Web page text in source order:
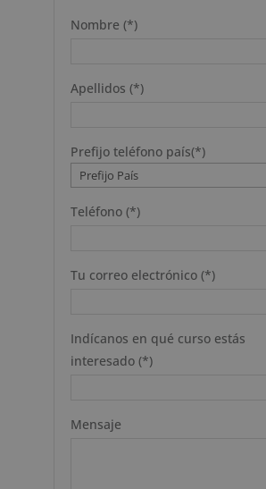
Nombre (*)
Apellidos (*)
Prefijo teléfono país(*)
Teléfono (*)
Tu correo electrónico (*)
Indícanos en qué curso estás
interesado (*)
Mensaje